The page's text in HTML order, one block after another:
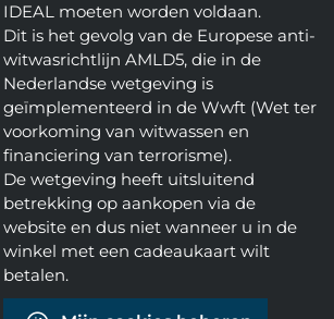
IDEAL moeten worden voldaan.
Dit is het gevolg van de Europese anti-
witwasrichtlijn AMLD5, die in de
Nederlandse wetgeving is
geïmplementeerd in de Wwft (Wet ter
voorkoming van witwassen en
financiering van terrorisme).
De wetgeving heeft uitsluitend
betrekking op aankopen via de
website en dus niet wanneer u in de
winkel met een cadeaukaart wilt
betalen.